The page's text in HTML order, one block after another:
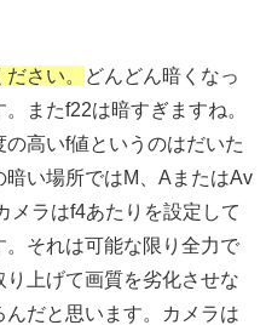
さい。
どんどん暗くなっ
またf22は暗すぎますね。
高いf値というのはだいた
い場所ではM、AまたはAv
メラはf4あたりを設定して
。それは可能な限り全力で
上げて画質を劣化させな
だと思います。カメラは